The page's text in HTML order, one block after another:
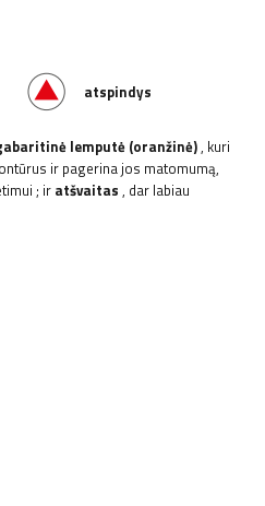
atspindys
lemputė (oranžinė), kuri
ir pagerina jos matomumą,
; ir atšvaitas , dar labiau